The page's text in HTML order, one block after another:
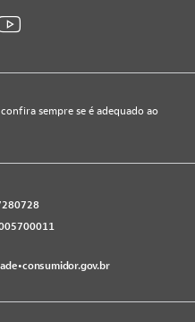
sempre se é adequado ao
•consumidor.gov.br